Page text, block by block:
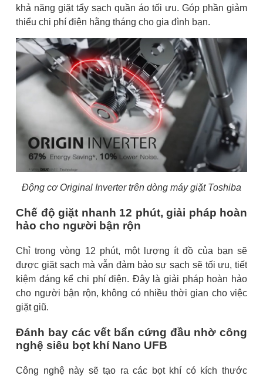
khả năng giặt tẩy sạch quần áo tối ưu. Góp phần giảm
thiểu chi phí điện hằng tháng cho gia đình bạn.
Động cơ Original Inverter trên dòng máy giặt Toshiba
Chế độ giặt nhanh 12 phút, giải pháp hoàn
hảo cho người bận rộn
Chỉ trong vòng 12 phút, một lượng ít đồ của bạn sẽ
được giặt sạch mà vẫn đảm bảo sự sạch sẽ tối ưu, tiết
kiệm đáng kể chi phí điện. Đây là giải pháp hoàn hảo
cho người bận rộn, không có nhiều thời gian cho việc
giặt giũ.
Đánh bay các vết bẩn cứng đầu nhờ công
nghệ siêu bọt khí Nano UFB
Công nghệ này sẽ tạo ra các bọt khí có kích thước